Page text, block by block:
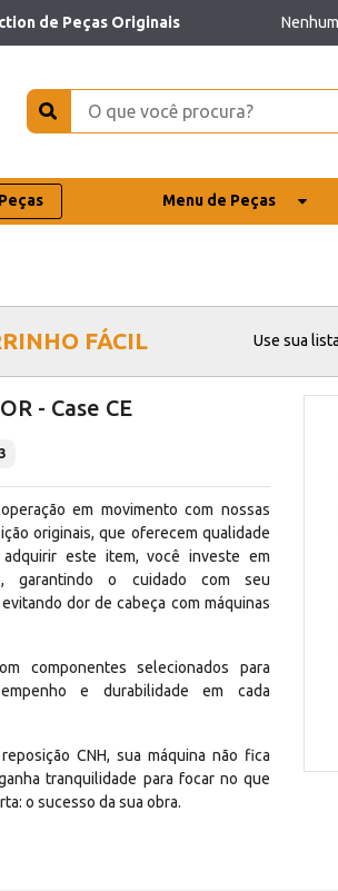
de Peças Originais
Menu de Peças
FÁCIL Use sua
- Case CE
em movimento com nossas
originais, que oferecem qualidade
este item, você investe em
garantindo o cuidado com seu
dor de cabeça com máquinas
componentes selecionados para
e durabilidade em cada
CNH, sua máquina não fica
tranquilidade para focar no que
o sucesso da sua obra.